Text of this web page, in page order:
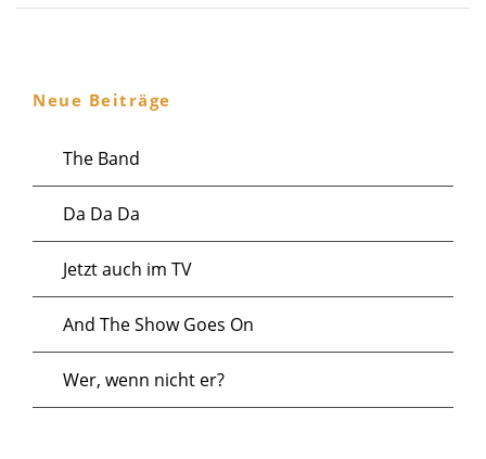
Neue Beiträge
The Band
Da Da Da
Jetzt auch im TV
And The Show Goes On
Wer, wenn nicht er?